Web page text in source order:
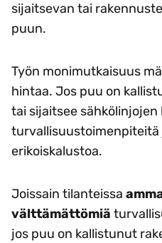
sijaitsevan tai
puun.
Työn monimutkaisuus
hintaa. Jos puu on
tai sijaitsee
turvallisuustoimenpiteitä
erikoiskalustoa.
Joissain tilanteissa
välttämättömiä
jos puu on kallistunut